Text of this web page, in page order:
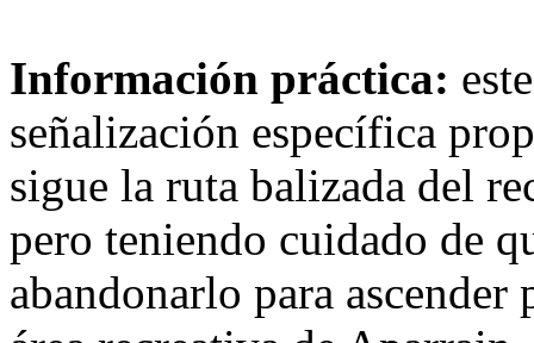
Información práctica:
señalización específica
sigue la ruta balizada del
pero teniendo cuidado de
abandonarlo para